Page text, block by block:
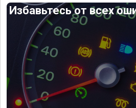
Избавьтесь от всех